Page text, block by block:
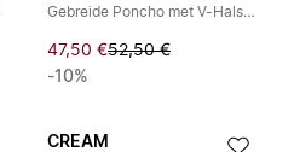
Gebreide Poncho met V-Hals en Patroon
47,50 €52,50 €
-10%
CREAM